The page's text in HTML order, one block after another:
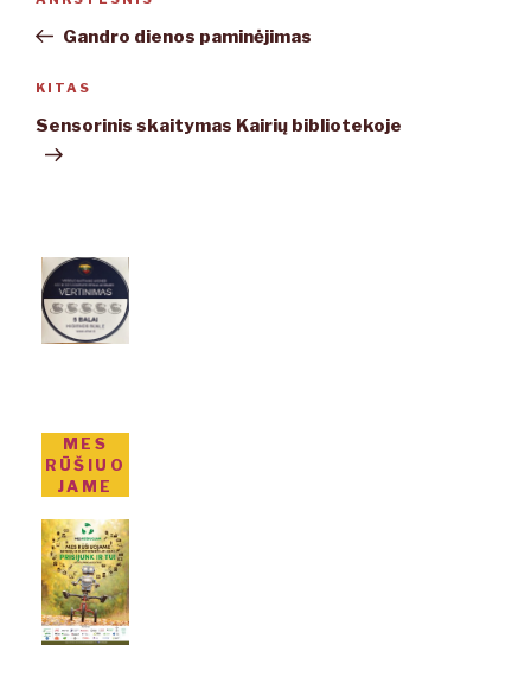
įrašasGandro dienos paminėjimas
Kitas
įrašas
KITAS
Sensorinis skaitymas Kairių bibliotekoje
MES
RŪŠIUO
JAME